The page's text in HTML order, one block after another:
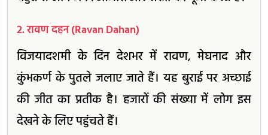
2. रावण दहन (Ravan Dahan)
विजयादशमी के दिन देशभर में रावण, मेघनाद और
कुंभकर्ण के पुतले जलाए जाते हैं। यह बुराई पर अच्छाई
की जीत का प्रतीक है। हजारों की संख्या में लोग इस
देखने के लिए पहुंचते हैं।